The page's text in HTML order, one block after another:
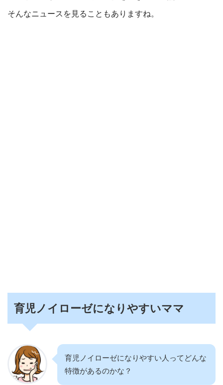
そんなニュースを見ることもありますね。
育児ノイローゼになりやすいママ
育児ノイローゼになりやすい人ってどんな
特徴があるのかな？